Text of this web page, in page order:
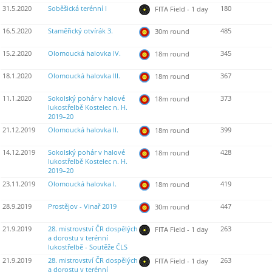
31.5.2020 Soběšická terénní I FITA Field - 1 day 180
16.5.2020 Staměřický otvírák 3. 30m round 485
15.2.2020 Olomoucká halovka IV. 18m round 345
18.1.2020 Olomoucká halovka III. 18m round 367
11.1.2020
Sokolský pohár v halové
lukostřelbě Kostelec n. H.
2019–20
18m round 373
21.12.2019 Olomoucká halovka II. 18m round 399
14.12.2019
Sokolský pohár v halové
lukostřelbě Kostelec n. H.
2019–20
18m round 428
23.11.2019 Olomoucká halovka I. 18m round 419
28.9.2019 Prostějov - Vinař 2019 30m round 447
21.9.2019
28. mistrovství ČR dospělých
a dorostu v terénní
lukostřelbě - Soutěže ČLS
FITA Field - 1 day 263
21.9.2019
28. mistrovství ČR dospělých
a dorostu v terénní
FITA Field - 1 day 263